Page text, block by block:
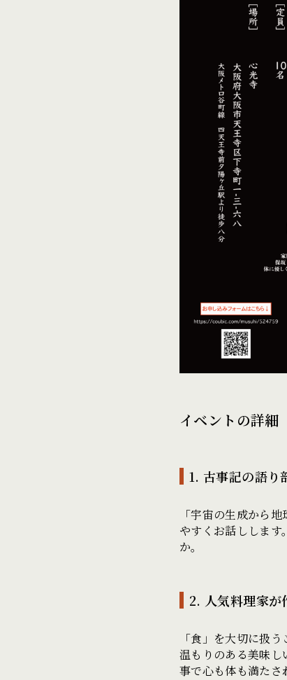
イベントの詳細
1. 古事記の語
「宇宙の生成から
やすくお話ししま
か。
2. 人気料理家
「食」を大切に扱
温もりのある美味し
事で心も体も満たさ